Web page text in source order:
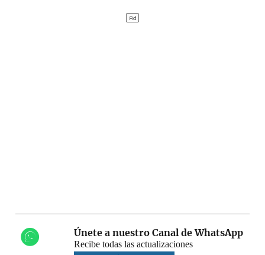
Únete a nuestro Canal de WhatsApp
Recibe todas las actualizaciones